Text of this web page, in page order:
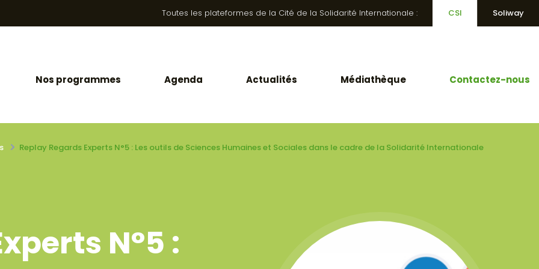
Toutes les plateformes de la Cité de la Solidarité Internationale : CSI Soliway
Nos programmes Agenda Actualités Médiathèque Contactez-nous
Replay Regards Experts N°5 : Les outils de Sciences Humaines et Sociales dans le cadre de la Solidarité Internationale
N°5 :